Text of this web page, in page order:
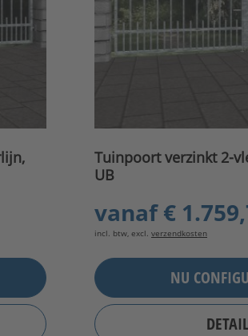
Tuinpoort verzinkt 2-
UB
vanaf€
incl. btw, excl. verzendkosten
NU